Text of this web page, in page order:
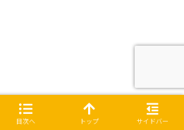
目次へ トップ サイドバー